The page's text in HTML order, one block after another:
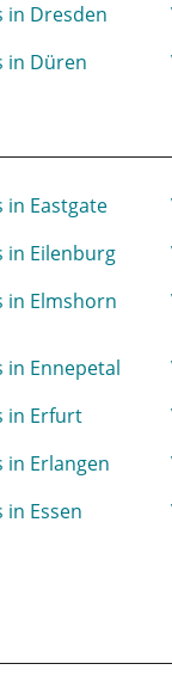
in Dresden
in Düren
in Eastgate
in Eilenburg
in Elmshorn
in Ennepetal
in Erfurt
in Erlangen
in Essen